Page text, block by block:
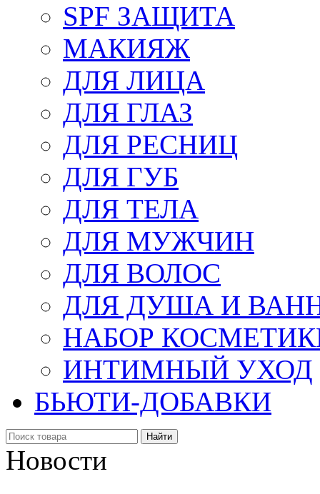
SPF ЗАЩИТА
МАКИЯЖ
ДЛЯ ЛИЦА
ДЛЯ ГЛАЗ
ДЛЯ РЕСНИЦ
ДЛЯ ГУБ
ДЛЯ ТЕЛА
ДЛЯ МУЖЧИН
ДЛЯ ВОЛОС
ДЛЯ ДУША И
НАБОР
ИНТИМНЫЙ УХОД
БЬЮТИ-ДОБАВКИ
Найти
Новости